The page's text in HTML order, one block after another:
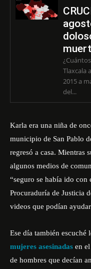
Tlaxcala al día de
2015 a
del...
Karla era una niña de
municipio de San Pablo
regresó a casa. Mientras
algunos medios de
“seguro se había ido
Procuraduría de Justicia
videos que podían
Ese día también escuché
mujeres asesinadas en
de hombres que decían